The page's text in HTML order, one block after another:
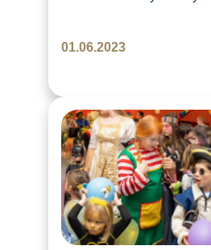
let v Chinderkafi v Luzernu.
01.06.2023